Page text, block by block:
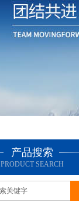
产品搜索
PRODUCT SEARCH